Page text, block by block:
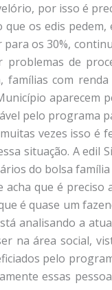
por isso é
os edis
os 30%,
de
famílias com
aparecem
pelo programa
vezes isso é
situação. A
do bolsa
acha que é
é quase um
analisando a
na área social,
pelo
essas